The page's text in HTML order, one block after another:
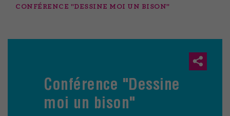
CONFÉRENCE "DESSINE MOI UN BISON"
Conférence "Dessine
moi un bison"